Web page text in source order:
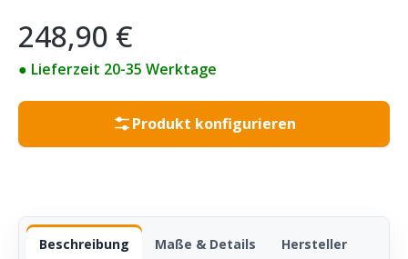
Regulärer Preis:
248,90 €
● Lieferzeit 20-35 Werktage
Produkt konfigurieren
Beschreibung Maße & Details Hersteller